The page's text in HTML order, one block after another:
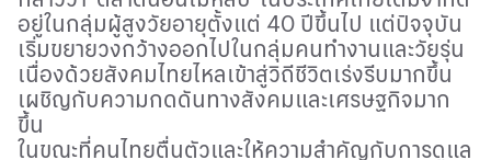
อยู่ในกลุ่มผู้สูงวัยอายุตั้งแต่ 40 ปีขึ้นไป แต่ปัจจุบัน
เริ่มขยายวงกว้างออกไปในกลุ่มคนทำงานและวัยรุ่น
เนื่องด้วยสังคมไทยไหลเข้าสู่วิถีชีวิตเร่งรีบมากขึ้น
เผชิญกับความกดดันทางสังคมและเศรษฐกิจมาก
ขึ้น
ในขณะที่คนไทยตื่นตัวและให้ความสำคัญกับการดูแล